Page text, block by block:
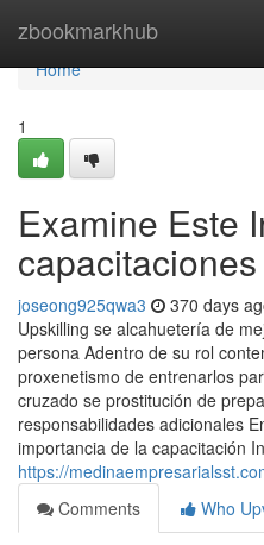
zbookmarkhub
Home
Home
1
Examine Este
joseong925qwa3 370 days
Upskilling se alcahuetería de
persona Adentro de su rol
proxenetismo de entrenarlos
cruzado se prostitución de
responsabilidades adicionales
importancia de la capacitación
https://
Comments
Who